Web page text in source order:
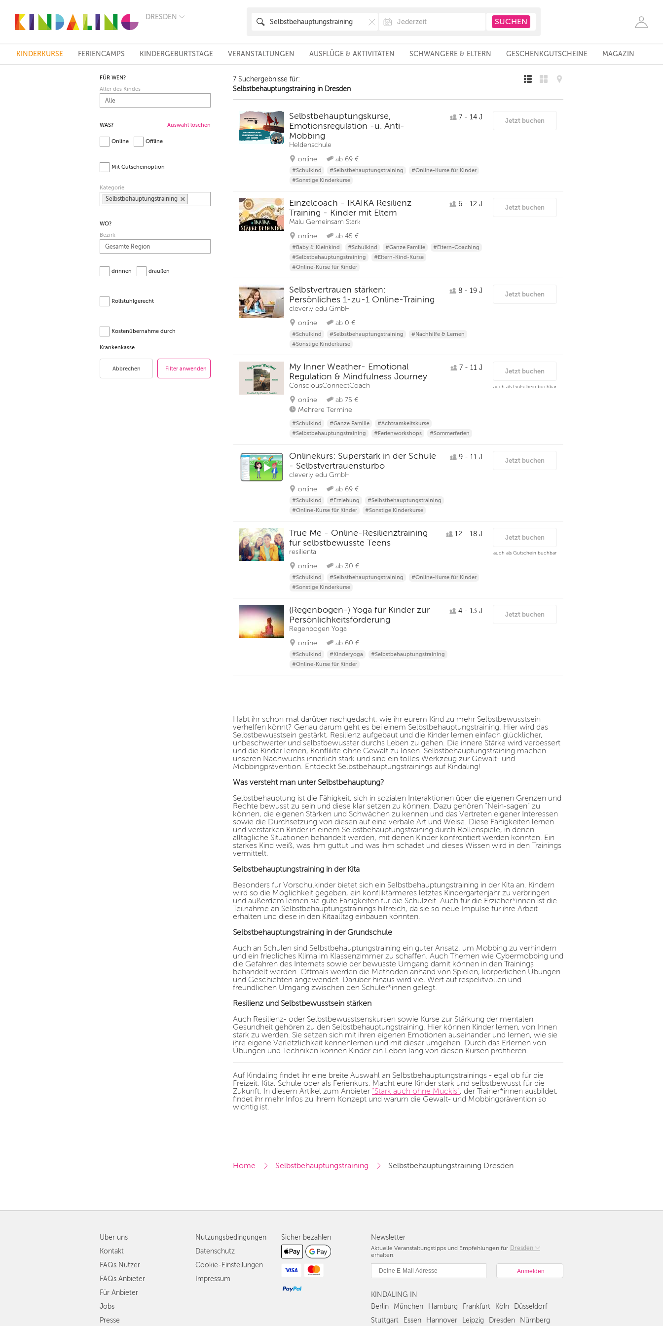
DRESDEN
BERLIN
FRANKFURT
KÖLN
ESSEN
WIEN
REGIONEN
KINDERKURSE FERIENCAMPS KINDERGEBURTSTAGE VERANSTALTUNGEN AUSFLÜGE & AKTIVITÄTEN SCHWANGERE & ELTERN GESCHENKGUTSCHEINE MAGAZIN
FÜR WEN?
Alter des Kindes
WAS? Auswahl löschen
Online Offline
Mit Gutscheinoption
Kategorie
Selbstbehauptungstraining
WO?
Bezirk
drinnen draußen
Rollstuhlgerecht
Kostenübernahme durch
Krankenkasse
Abbrechen
7 Suchergebnisse für:
Selbstbehauptungstraining in Dresden
Selbstbehauptungskurse,
Emotionsregulation -u. Anti-
Mobbing
Heldenschule
online
ab 69 €
7 - 14 J
#Schulkind #Selbstbehauptungstraining
#Online-Kurse für Kinder
#Sonstige Kinderkurse
Jetzt buchen
Einzelcoach - IKAIKA Resilienz
Training - Kinder mit Eltern
Malu Gemeinsam Stark
online
ab 45 €
6 - 12 J
#Baby & Kleinkind #Schulkind #Ganze Familie
#Eltern-Coaching
#Selbstbehauptungstraining
#Eltern-Kind-Kurse
#Online-Kurse für Kinder
Jetzt buchen
Selbstvertrauen stärken:
Persönliches 1-zu-1 Online-Training
cleverly edu GmbH
online
ab 0 €
8 - 19 J
#Schulkind #Selbstbehauptungstraining
#Nachhilfe & Lernen
#Sonstige Kinderkurse
Jetzt buchen
My Inner Weather- Emotional
Regulation & Mindfulness Journey
ConsciousConnectCoach
online
ab 75 €
Mehrere Termine
7 - 11 J
#Schulkind #Ganze Familie
#Achtsamkeitskurse
#Selbstbehauptungstraining
#Ferienworkshops #Sommerferien
Jetzt buchen
auch als Gutschein buchbar
Onlinekurs: Superstark in der Schule
- Selbstvertrauensturbo
cleverly edu GmbH
online
ab 69 €
9 - 11 J
#Schulkind #Erziehung
#Selbstbehauptungstraining
#Online-Kurse für Kinder
#Sonstige Kinderkurse
Jetzt buchen
True Me - Online-Resilienztraining
für selbstbewusste Teens
resilienta
online
ab 30 €
12 - 18 J
#Schulkind #Selbstbehauptungstraining
#Online-Kurse für Kinder
#Sonstige Kinderkurse
Jetzt buchen
auch als Gutschein buchbar
(Regenbogen-) Yoga für Kinder zur
Persönlichkeitsförderung
Regenbogen Yoga
online
ab 60 €
4 - 13 J
#Schulkind #Kinderyoga
#Selbstbehauptungstraining
#Online-Kurse für Kinder
Jetzt buchen
Habt ihr schon mal darüber nachgedacht, wie ihr eurem Kind zu mehr Selbstbewusstsein
verhelfen könnt? Genau darum geht es bei einem Selbstbehauptungstraining. Hier wird das
Selbstbewusstsein gestärkt, Resilienz aufgebaut und die Kinder lernen einfach glücklicher,
unbeschwerter und selbstbewusster durchs Leben zu gehen. Die innere Stärke wird verbessert
und die Kinder lernen, Konflikte ohne Gewalt zu lösen. Selbstbehauptungstraining machen
unseren Nachwuchs innerlich stark und sind ein tolles Werkzeug zur Gewalt- und
Mobbingprävention. Entdeckt Selbstbehauptungstrainings auf Kindaling!
Was versteht man unter Selbstbehauptung?
Selbstbehauptung ist die Fähigkeit, sich in sozialen Interaktionen über die eigenen Grenzen und
Rechte bewusst zu sein und diese klar setzen zu können. Dazu gehören “Nein-sagen” zu
können, die eigenen Stärken und Schwächen zu kennen und das Vertreten eigener Interessen
sowie die Durchsetzung von diesen auf eine verbale Art und Weise. Diese Fähigkeiten lernen
und verstärken Kinder in einem Selbstbehauptungstraining durch Rollenspiele, in denen
alltägliche Situationen behandelt werden, mit denen Kinder konfrontiert werden könnten. Ein
starkes Kind weiß, was ihm guttut und was ihm schadet und dieses Wissen wird in den Trainings
vermittelt.
Selbstbehauptungstraining in der Kita
Besonders für Vorschulkinder bietet sich ein Selbstbehauptungstraining in der Kita an. Kindern
wird so die Möglichkeit gegeben, ein konfliktärmeres letztes Kindergartenjahr zu verbringen
und außerdem lernen sie gute Fähigkeiten für die Schulzeit. Auch für die Erzieher*innen ist die
Teilnahme an Selbstbehauptungstrainings hilfreich, da sie so neue Impulse für ihre Arbeit
erhalten und diese in den Kitaalltag einbauen könnten.
Selbstbehauptungstraining in der Grundschule
Auch an Schulen sind Selbstbehauptungstraining ein guter Ansatz, um Mobbing zu verhindern
und ein friedliches Klima im Klassenzimmer zu schaffen. Auch Themen wie Cybermobbing und
die Gefahren des Internets sowie der bewusste Umgang damit können in den Trainings
behandelt werden. Oftmals werden die Methoden anhand von Spielen, körperlichen Übungen
und Geschichten angewendet. Darüber hinaus wird viel Wert auf respektvollen und
freundlichen Umgang zwischen den Schüler*innen gelegt.
Resilienz und Selbstbewusstsein stärken
Auch Resilienz- oder Selbstbewusstsenskursen sowie Kurse zur Stärkung der mentalen
Gesundheit gehören zu den Selbstbehauptungstraining. Hier können Kinder lernen, von Innen
stark zu werden. Sie setzen sich mit ihren eigenen Emotionen auseinander und lernen, wie sie
ihre eigene Verletzlichkeit kennenlernen und mit dieser umgehen. Durch das Erlernen von
Übungen und Techniken können Kinder ein Leben lang von diesen Kursen profitieren.
Auf Kindaling findet ihr eine breite Auswahl an Selbstbehauptungstrainings - egal ob für die
Freizeit, Kita, Schule oder als Ferienkurs. Macht eure Kinder stark und selbstbewusst für die
Zukunft. In diesem Artikel zum Anbieter “Stark auch ohne Muckis”, der Trainer*innen ausbildet,
findet ihr mehr Infos zu ihrem Konzept und warum die Gewalt- und Mobbingprävention so
wichtig ist.
Home Selbstbehauptungstraining Selbstbehauptungstraining Dresden
Newsletter
Aktuelle Veranstaltungstipps und Empfehlungen für Dresden
Berlin
Hamburg
Düsseldorf
Stuttgart
erhalten.
KINDALING IN
Berlin
München Hamburg Frankfurt Köln
Düsseldorf
Stuttgart
Essen Hannover Leipzig Dresden Nürnberg
Über uns
Kontakt
FAQs Nutzer
FAQs Anbieter
Für Anbieter
Jobs
Presse
Nutzungsbedingungen
Datenschutz
Cookie-Einstellungen
Impressum
Sicher bezahlen